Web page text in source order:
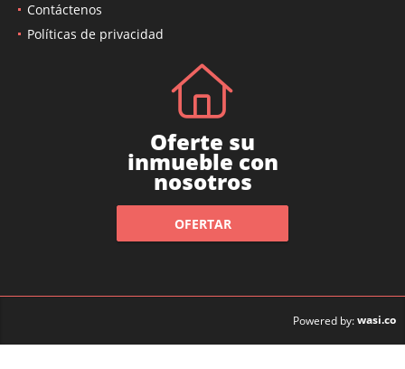
Contáctenos
Políticas de privacidad
Oferte su
inmueble con
nosotros
OFERTAR
Powered by:wasi.co